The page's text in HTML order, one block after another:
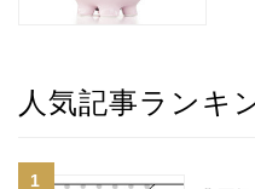
人気記事ランキ